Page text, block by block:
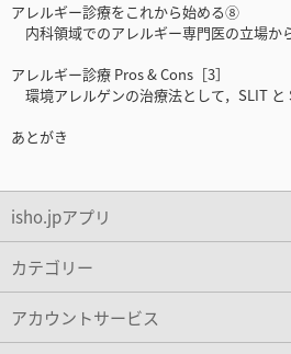
アレルギー診療をこれから始める⑧
内科領域でのアレルギー専門医の立場か
アレルギー診療 Pros & Cons［3］
環境アレルゲンの治療法として，SLIT と
あとがき
isho.jpアプリ
カテゴリー
アカウントサービス